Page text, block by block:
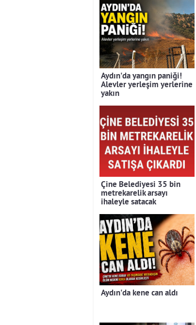
Aydın'da yangın paniği!
Alevler yerleşim yerlerine
yakın
Çine Belediyesi 35 bin
metrekarelik arsayı
ihaleyle satacak
Aydın'da kene can aldı